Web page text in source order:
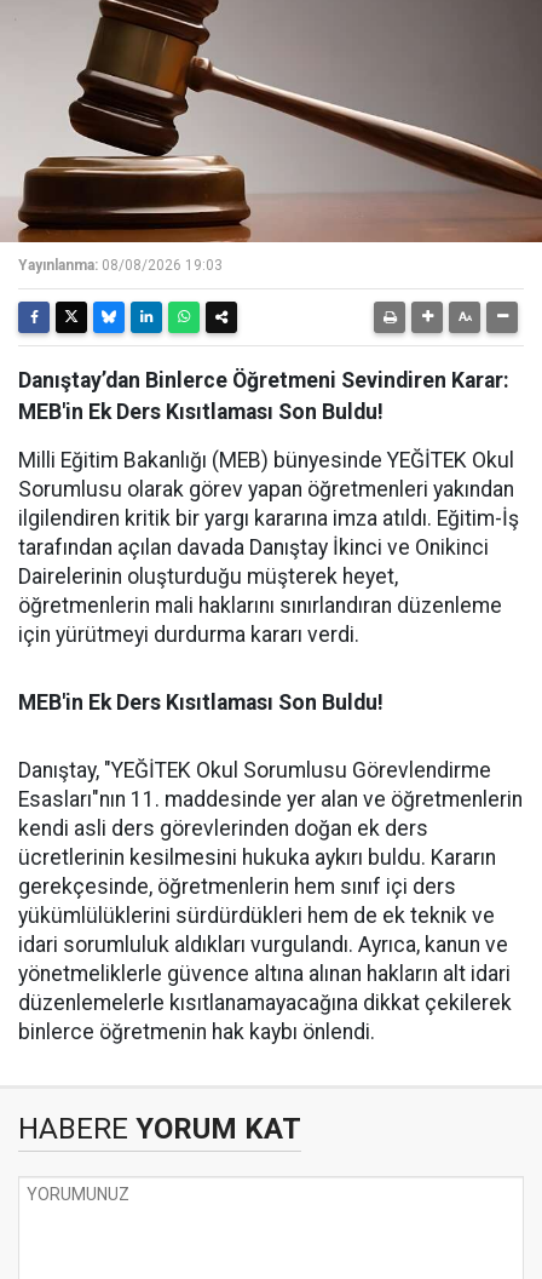
Yayınlanma: 08/08/2026 19:03
Danıştay’dan Binlerce Öğretmeni Sevindiren Karar:
MEB'in Ek Ders Kısıtlaması Son Buldu!
Milli Eğitim Bakanlığı (MEB) bünyesinde YEĞİTEK Okul
Sorumlusu olarak görev yapan öğretmenleri yakından
ilgilendiren kritik bir yargı kararına imza atıldı. Eğitim-İş
tarafından açılan davada Danıştay İkinci ve Onikinci
Dairelerinin oluşturduğu müşterek heyet,
öğretmenlerin mali haklarını sınırlandıran düzenleme
için yürütmeyi durdurma kararı verdi.
MEB'in Ek Ders Kısıtlaması Son Buldu!
Danıştay, "YEĞİTEK Okul Sorumlusu Görevlendirme
Esasları"nın 11. maddesinde yer alan ve öğretmenlerin
kendi asli ders görevlerinden doğan ek ders
ücretlerinin kesilmesini hukuka aykırı buldu. Kararın
gerekçesinde, öğretmenlerin hem sınıf içi ders
yükümlülüklerini sürdürdükleri hem de ek teknik ve
idari sorumluluk aldıkları vurgulandı. Ayrıca, kanun ve
yönetmeliklerle güvence altına alınan hakların alt idari
düzenlemelerle kısıtlanamayacağına dikkat çekilerek
binlerce öğretmenin hak kaybı önlendi.
HABERE YORUM KAT